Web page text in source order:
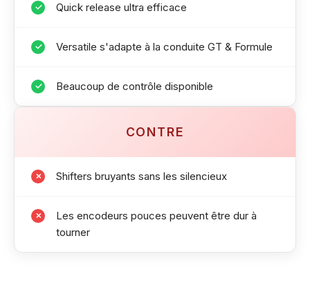
✓ Quick release ultra efficace
✓ Versatile s'adapte à la conduite GT & Formule
✓ Beaucoup de contrôle disponible
CONTRE
✗ Shifters bruyants sans les silencieux
✗
Les encodeurs pouces peuvent être dur à
tourner